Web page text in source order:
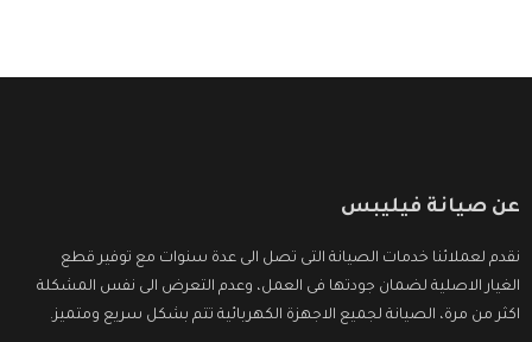
عن صيانة فيليبس
نقدم لعملائنا خدمات الصيانة التى تصل الى عدة سنوات مع توفير قطع
الغيار الاصلية لضمان جودتها فى العمل، وعدم التعرض الى نفس المشكلة
اكثر من مرة، الصيانة لجميع الاجهزة الكهربائية تتم بشكل سريع ومتميز.